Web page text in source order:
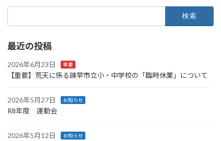
最近の投稿
2026年6月23日 重要
【重要】荒天に係る諫早市立小・中学校の「臨時休業」について
2026年5月27日 お知らせ
R8年度 運動会
2026年5月12日 お知らせ